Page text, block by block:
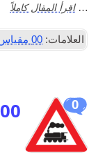
…اقرأ المقال كاملاً
العلامات: 00 مقياس
0 00-قياس تخطيط SeTrack لمحطة شيفيلد فيكتوريا السابقة